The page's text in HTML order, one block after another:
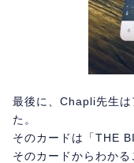
最後に、Chapli先生は
た。
そのカードは「THE
そのカードからわか